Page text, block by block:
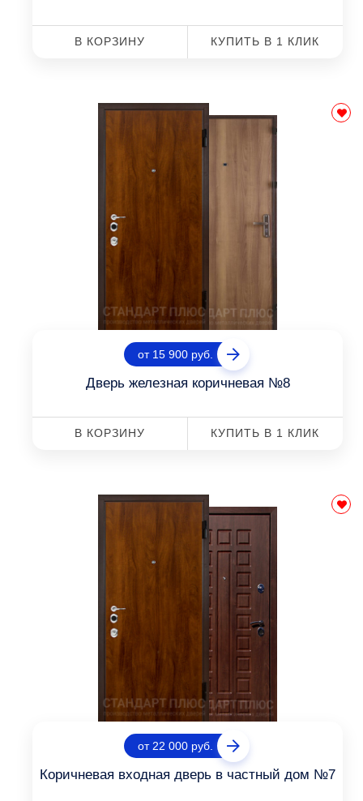
В КОРЗИНУ КУПИТЬ В 1 КЛИК
от 15 900 руб.
Дверь железная коричневая №8
В КОРЗИНУ КУПИТЬ В 1 КЛИК
от 22 000 руб.
Коричневая входная дверь в частный дом №7